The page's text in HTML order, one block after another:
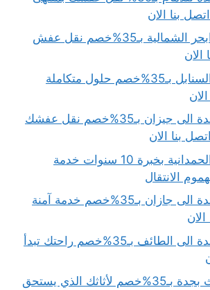
بنا الان
نقل عفش جدة ابحر الشمالية بـ35%خصم نقل عفش
الان
نقل عفش جدة السنابل بـ35%خصم حلول متكاملة
نقل عفش من جدة الى جيزان بـ35%خصم نقل عفشك
بنا الان
نقل عفش جدة الحمدانية بخبرة 10 سنوات خدمة
نقل عفش من جدة الى جازان بـ35%خصم خدمة آمنة
نقل عفش من جدة الى الطائف بـ35%خصم راحتك تبدأ
شركة تخزين اثاث بجدة بـ35%خصم لأثاثك الذي يستحق